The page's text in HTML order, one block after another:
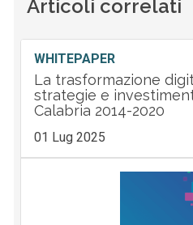
Articoli correlati
WHITEPAPER
La trasformazione
strategie e
Calabria 2014-2020
01 Lug 2025